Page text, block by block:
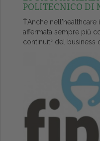
POLITECNICO DI
ŤAnche nell'healthcare
affermata sempre piů
continuitŕ del business